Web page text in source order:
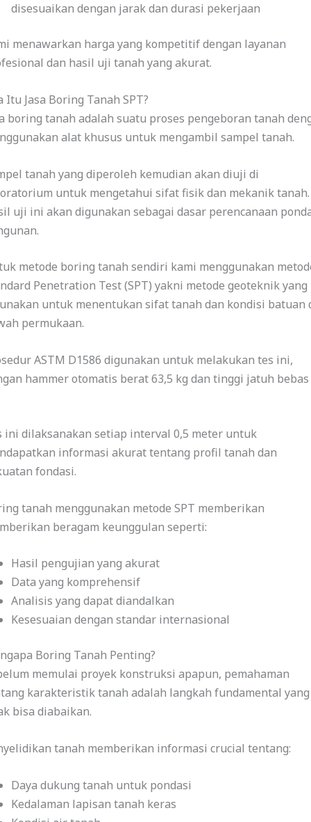
disesuaikan dengan jarak dan durasi pekerjaan
menawarkan harga yang kompetitif dengan layanan
dan hasil uji tanah yang akurat.
Itu Jasa Boring Tanah SPT?
boring tanah adalah suatu proses pengeboran tanah
alat khusus untuk mengambil sampel tanah.
tanah yang diperoleh kemudian akan diuji di
untuk mengetahui sifat fisik dan mekanik tanah.
uji ini akan digunakan sebagai dasar perencanaan
metode boring tanah sendiri kami menggunakan
Penetration Test (SPT) yakni metode geoteknik yang
untuk menentukan sifat tanah dan kondisi batuan
permukaan.
ASTM D1586 digunakan untuk melakukan tes ini,
hammer otomatis berat 63,5 kg dan tinggi jatuh bebas
ini dilaksanakan setiap interval 0,5 meter untuk
informasi akurat tentang profil tanah dan
fondasi.
tanah menggunakan metode SPT memberikan
beragam keunggulan seperti:
Hasil pengujian yang akurat
Data yang komprehensif
Analisis yang dapat diandalkan
Kesesuaian dengan standar internasional
Boring Tanah Penting?
memulai proyek konstruksi apapun, pemahaman
karakteristik tanah adalah langkah fundamental yang
bisa diabaikan.
tanah memberikan informasi crucial tentang:
Daya dukung tanah untuk pondasi
Kedalaman lapisan tanah keras